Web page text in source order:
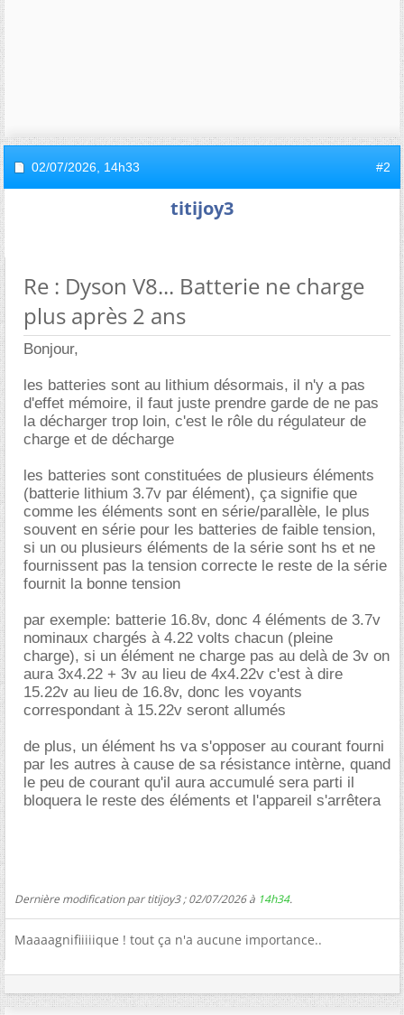
02/07/2026, 14h33 #2
titijoy3
Re : Dyson V8... Batterie ne charge
plus après 2 ans
Bonjour,
les batteries sont au lithium désormais, il n'y a pas
d'effet mémoire, il faut juste prendre garde de ne pas
la décharger trop loin, c'est le rôle du régulateur de
charge et de décharge
les batteries sont constituées de plusieurs éléments
(batterie lithium 3.7v par élément), ça signifie que
comme les éléments sont en série/parallèle, le plus
souvent en série pour les batteries de faible tension,
si un ou plusieurs éléments de la série sont hs et ne
fournissent pas la tension correcte le reste de la série
fournit la bonne tension
par exemple: batterie 16.8v, donc 4 éléments de 3.7v
nominaux chargés à 4.22 volts chacun (pleine
charge), si un élément ne charge pas au delà de 3v on
aura 3x4.22 + 3v au lieu de 4x4.22v c'est à dire
15.22v au lieu de 16.8v, donc les voyants
correspondant à 15.22v seront allumés
de plus, un élément hs va s'opposer au courant fourni
par les autres à cause de sa résistance intèrne, quand
le peu de courant qu'il aura accumulé sera parti il
bloquera le reste des éléments et l'appareil s'arrêtera
Dernière modification par titijoy3 ; 02/07/2026 à 14h34.
Maaaagnifiiiiique ! tout ça n'a aucune importance..